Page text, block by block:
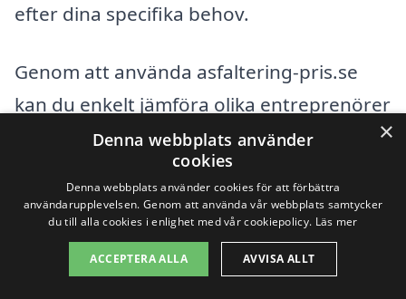
efter dina specifika behov.
Genom att använda asfaltering-pris.se
kan du enkelt jämföra olika entreprenörer
som är verksamma i regionen. Här är
några steg för att hjälpa dig på vägen:
Beskriv ditt projekt:När du anger
detaljer om din asfalteringsuppgift,
×
Denna webbplats använder
cookies
Denna webbplats använder cookies för att förbättra
användarupplevelsen. Genom att använda vår webbplats samtycker
du till alla cookies i enlighet med vår cookiepolicy. Läs mer
ACCEPTERA ALLA AVVISA ALLT